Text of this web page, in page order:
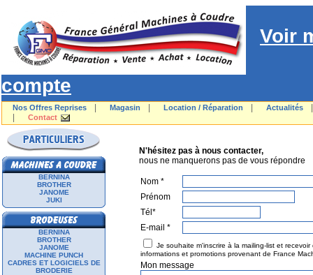
Voir
compte
Nos Offres Reprises Magasin Location / Réparation Actualités
Contact
BERNINA
BROTHER
JANOME
JUKI
BERNINA
BROTHER
JANOME
MACHINE PUNCH
CADRES ET LOGICIELS DE
BRODERIE
N'hésitez pas à nous contacter,
nous ne manquerons pas de vous répondre
Nom *
Prénom
Tél*
E-mail *
Je souhaite m'inscrire à la mailing-list et recevoir
informations et promotions provenant de France
Mon message